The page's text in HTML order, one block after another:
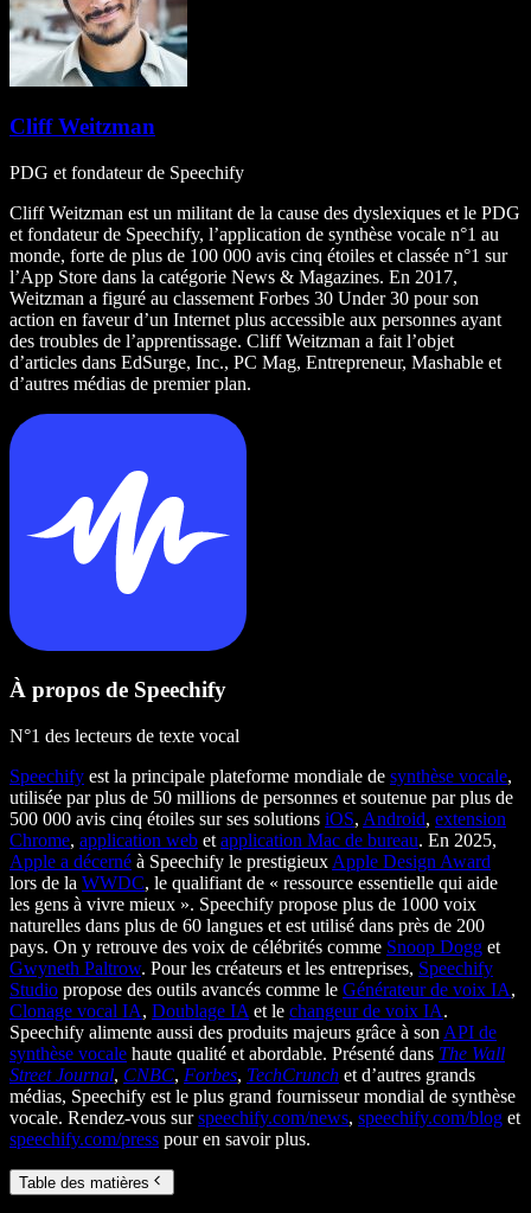
Cliff Weitzman
PDG et fondateur de Speechify
Cliff Weitzman est un militant de la cause des dyslexiques et le PDG
et fondateur de Speechify, l’application de synthèse vocale n°1 au
monde, forte de plus de 100 000 avis cinq étoiles et classée n°1 sur
l’App Store dans la catégorie News & Magazines. En 2017,
Weitzman a figuré au classement Forbes 30 Under 30 pour son
action en faveur d’un Internet plus accessible aux personnes ayant
des troubles de l’apprentissage. Cliff Weitzman a fait l’objet
d’articles dans EdSurge, Inc., PC Mag, Entrepreneur, Mashable et
d’autres médias de premier plan.
À propos de Speechify
N°1 des lecteurs de texte vocal
Speechify est la principale plateforme mondiale de synthèse vocale,
utilisée par plus de 50 millions de personnes et soutenue par plus de
500 000 avis cinq étoiles sur ses solutions iOS, Android, extension
Chrome, application web et application Mac de bureau. En 2025,
Apple a décerné à Speechify le prestigieux Apple Design Award
lors de la WWDC, le qualifiant de « ressource essentielle qui aide
les gens à vivre mieux ». Speechify propose plus de 1000 voix
naturelles dans plus de 60 langues et est utilisé dans près de 200
pays. On y retrouve des voix de célébrités comme Snoop Dogg et
Gwyneth Paltrow. Pour les créateurs et les entreprises, Speechify
Studio propose des outils avancés comme le Générateur de voix IA,
Clonage vocal IA, Doublage IA et le changeur de voix IA.
Speechify alimente aussi des produits majeurs grâce à son API de
synthèse vocale haute qualité et abordable. Présenté dans The Wall
Street Journal, CNBC, Forbes, TechCrunch et d’autres grands
médias, Speechify est le plus grand fournisseur mondial de synthèse
vocale. Rendez-vous surspeechify.com/news, speechify.com/blog et
speechify.com/press pour en savoir plus.
Table des matières